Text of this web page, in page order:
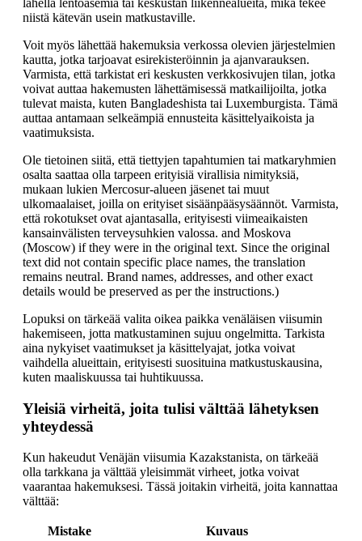
lähellä lentoasemia tai keskustan liikennealueita, mikä tekee
niistä kätevän usein matkustaville.
Voit myös lähettää hakemuksia verkossa olevien järjestelmien
kautta, jotka tarjoavat esirekisteröinnin ja ajanvarauksen.
Varmista, että tarkistat eri keskusten verkkosivujen tilan, jotka
voivat auttaa hakemusten lähettämisessä matkailijoilta, jotka
tulevat maista, kuten Bangladeshista tai Luxemburgista. Tämä
auttaa antamaan selkeämpiä ennusteita käsittelyaikoista ja
vaatimuksista.
Ole tietoinen siitä, että tiettyjen tapahtumien tai matkaryhmien
osalta saattaa olla tarpeen erityisiä virallisia nimityksiä,
mukaan lukien Mercosur-alueen jäsenet tai muut
ulkomaalaiset, joilla on erityiset sisäänpääsysäännöt. Varmista,
että rokotukset ovat ajantasalla, erityisesti viimeaikaisten
kansainvälisten terveysuhkien valossa. and Moskova
(Moscow) if they were in the original text. Since the original
text did not contain specific place names, the translation
remains neutral. Brand names, addresses, and other exact
details would be preserved as per the instructions.)
Lopuksi on tärkeää valita oikea paikka venäläisen viisumin
hakemiseen, jotta matkustaminen sujuu ongelmitta. Tarkista
aina nykyiset vaatimukset ja käsittelyajat, jotka voivat
vaihdella alueittain, erityisesti suosituina matkustuskausina,
kuten maaliskuussa tai huhtikuussa.
Yleisiä virheitä, joita tulisi välttää lähetyksen
yhteydessä
Kun hakeudut Venäjän viisumia Kazakstanista, on tärkeää
olla tarkkana ja välttää yleisimmät virheet, jotka voivat
vaarantaa hakemuksesi. Tässä joitakin virheitä, joita kannattaa
välttää:
Mistake
Kuvaus